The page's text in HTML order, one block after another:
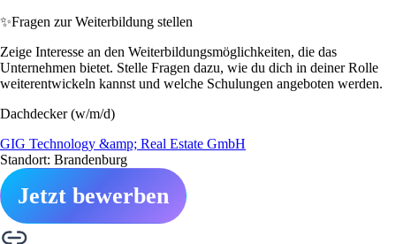
✨Fragen zur Weiterbildung stellen
Zeige Interesse an den Weiterbildungsmöglichkeiten, die das
Unternehmen bietet. Stelle Fragen dazu, wie du dich in deiner Rolle
weiterentwickeln kannst und welche Schulungen angeboten werden.
Dachdecker (w/m/d)
GIG Technology &amp; Real Estate GmbH
Standort: Brandenburg
Jetzt bewerben